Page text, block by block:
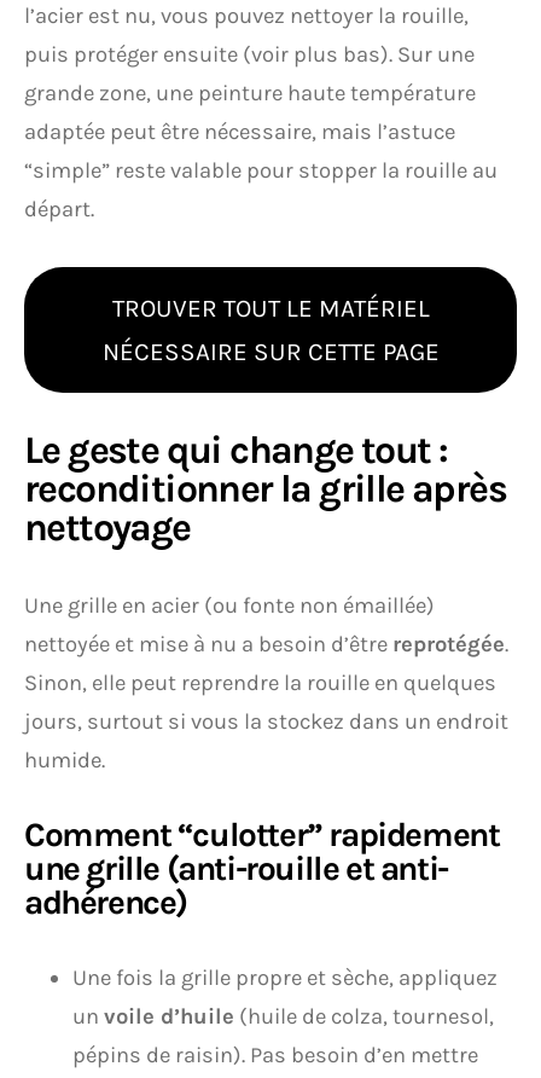
l’acier est nu, vous pouvez nettoyer la rouille,
puis protéger ensuite (voir plus bas). Sur une
grande zone, une peinture haute température
adaptée peut être nécessaire, mais l’astuce
“simple” reste valable pour stopper la rouille au
départ.
TROUVER TOUT LE MATÉRIEL
NÉCESSAIRE SUR CETTE PAGE
Le geste qui change tout :
reconditionner la grille après
nettoyage
Une grille en acier (ou fonte non émaillée)
nettoyée et mise à nu a besoin d’être reprotégée.
Sinon, elle peut reprendre la rouille en quelques
jours, surtout si vous la stockez dans un endroit
humide.
Comment “culotter” rapidement
une grille (anti-rouille et anti-
adhérence)
Une fois la grille propre et sèche, appliquez
un voile d’huile (huile de colza, tournesol,
pépins de raisin). Pas besoin d’en mettre